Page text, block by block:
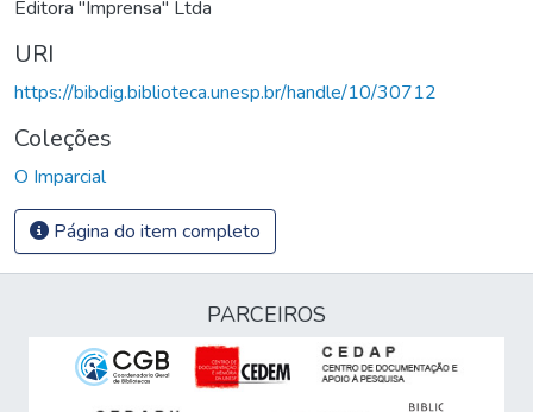
Editora "Imprensa" Ltda
URI
https://bibdig.biblioteca.unesp.br/handle/10/30712
Coleções
O Imparcial
Página do item completo
PARCEIROS